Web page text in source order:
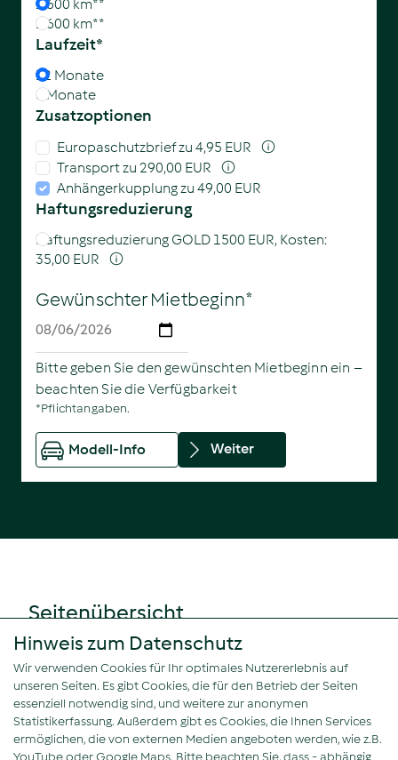
Hinweis zum Datenschutz
Wir verwenden Cookies für Ihr optimales Nutzererlebnis auf
unseren Seiten. Es gibt Cookies, die für den Betrieb der Seiten
essenziell notwendig sind, und weitere zur anonymen
Statistikerfassung. Außerdem gibt es Cookies, die Ihnen Services
ermöglichen, die von externen Medien angeboten werden, wie z.B.
YouTube oder Google Maps. Bitte beachten Sie, dass - abhängig
1.600 km**
2.600 km**
Laufzeit*
12 Monate
6 Monate
Zusatzoptionen
Europaschutzbriefzu 4,95 EUR
Transportzu 290,00 EUR
Anhängerkupplungzu 49,00 EUR
Haftungsreduzierung
Haftungsreduzierung GOLD 1500 EUR, Kosten:
35,00 EUR
Gewünschter Mietbeginn*
Bitte geben Sie den gewünschten Mietbeginn ein –
beachten Sie die Verfügbarkeit
*Pflichtangaben.
Modell-Info Weiter
Seitenübersicht
Fahrzeuge
Leistungen
Services
Partner
FAQ
Kontakt